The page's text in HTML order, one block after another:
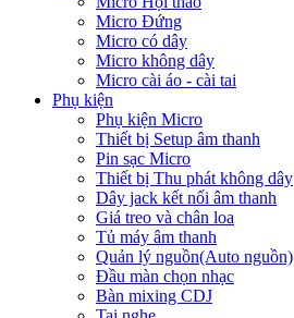
Micro Đứng
Micro có dây
Micro không dây
Micro cài áo - cài tai
Phụ kiện
Phụ kiện Micro
Thiết bị Setup âm thanh
Pin sạc Micro
Thiết bị Thu phát không dây
Dây jack kết nối âm thanh
Giá treo và chân loa
Tủ máy âm thanh
Quản lý nguồn(Auto nguồn)
Đầu màn chọn nhạc
Bàn mixing CDJ